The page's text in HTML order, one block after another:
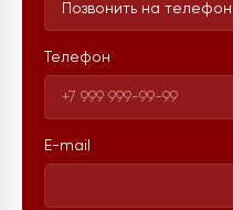
Позвонить на телефон
Телефон
E-mail